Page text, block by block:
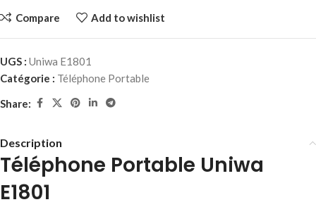
Compare Add to wishlist
UGS : Uniwa E1801
Catégorie : Téléphone Portable
Share:
Description
Téléphone Portable Uniwa
E1801